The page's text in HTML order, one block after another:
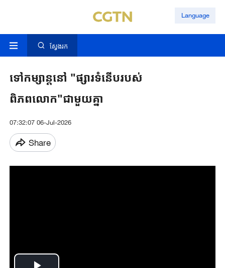
Language
ស្វែងរក
ទៅកម្សាន្តនៅ "ផ្សារទំនើបរបស់
ពិភពលោក"ជាមួយគ្នា
07:32:07 06-Jul-2026
Share